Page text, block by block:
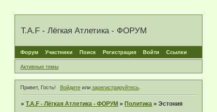
T.A.F - Лёгкая Атлетика - ФОРУМ
Форум Участники Поиск Регистрация Войти Ссылки
Активные темы
Привет, Гость! Войдитеили зарегистрируйтесь.
»T.A.F - Лёгкая Атлетика - ФОРУМ » Политика »Эстония